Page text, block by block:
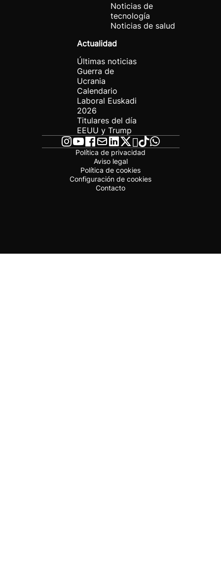
Noticias de
tecnología
Noticias de salud
Actualidad
Últimas noticias
Guerra de
Ucrania
Calendario
Laboral Euskadi
2026
Titulares del día
EEUU y Trump
Política de privacidad
Aviso legal
Política de cookies
Configuración de cookies
Contacto